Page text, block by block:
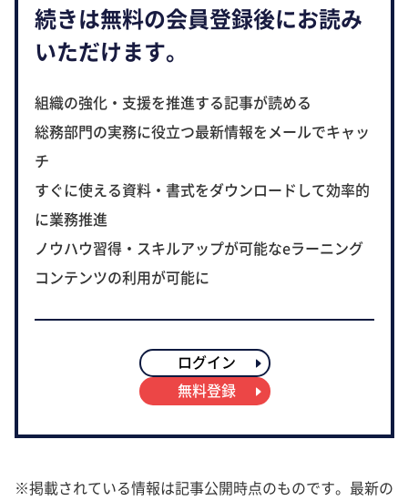
続きは無料の会員登録後にお読み
いただけます。
組織の強化・支援を推進する記事が読める
総務部門の実務に役立つ最新情報をメールでキャッ
チ
すぐに使える資料・書式をダウンロードして効率的
に業務推進
ノウハウ習得・スキルアップが可能なeラーニング
コンテンツの利用が可能に
ログイン
無料登録
※掲載されている情報は記事公開時点のものです。最新の